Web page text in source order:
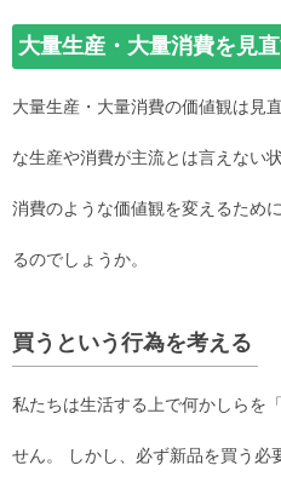
大量生産・大量消費を見
大量生産・大量消費の価値観は見
な生産や消費が主流とは言えない
消費のような価値観を変えるため
るのでしょうか。
買うという行為を考える
私たちは生活する上で何かしらを
せん。 しかし、必ず新品を買う必